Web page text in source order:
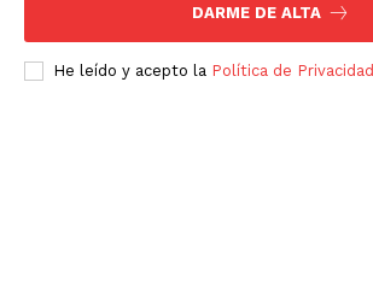
DARME DE ALTA
He leído y acepto la Política de Privacidad